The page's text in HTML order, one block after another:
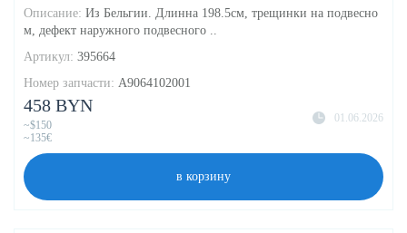
Описание: Из Бельгии. Длинна 198.5см, трещинки на подвесно
м, дефект наружного подвесного ..
Артикул: 395664
Номер запчасти: A9064102001
01.06.2026
458 BYN
~$150
~135€
в корзину